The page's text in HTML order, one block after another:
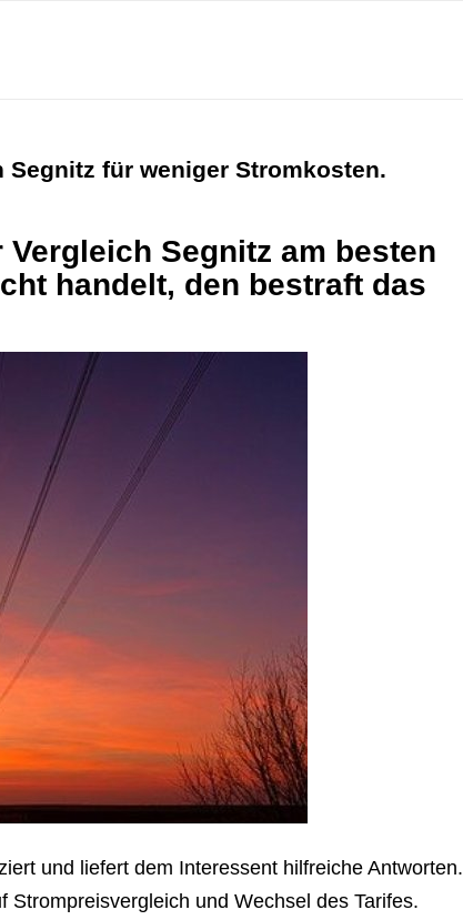
für weniger Stromkosten.
Segnitz am besten
handelt, den bestraft das
und liefert dem Interessent hilfreiche Antworten.
und Wechsel des Tarifes.